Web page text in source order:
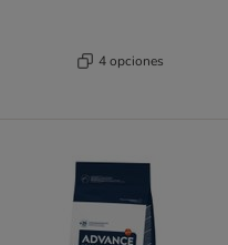
4 opciones